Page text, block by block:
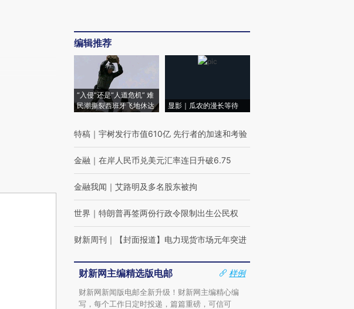
编辑推荐
“入侵”还是“人道危机” 难
民潮撕裂西班牙飞地休达
显影｜瓜农的漫长等待
特稿 ｜ 宇树发行市值610亿 先行者的加速和考验
金融 ｜ 在岸人民币兑美元汇率连日升破6.75
金融我闻 ｜ 艾路明及多名股东被拘
世界 ｜ 特朗普再签两份行政令限制出生公民权
财新周刊 ｜ 【封面报道】电力现货市场元年突进
财新网主编精选版电邮
样例
财新网新闻版电邮全新升级！财新网主编精心编
写，每个工作日定时投递，篇篇重磅，可信可